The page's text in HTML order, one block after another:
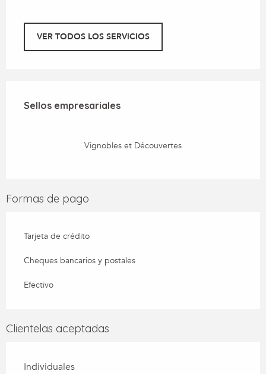
VER TODOS LOS SERVICIOS
Sellos empresariales
Sellos empresariales
Vignobles et Découvertes
Formas de pago
Tarjeta de crédito
Cheques bancarios y postales
Efectivo
Clientelas aceptadas
Individuales